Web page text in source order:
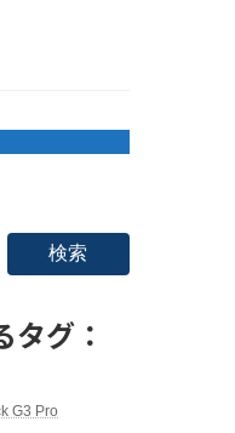
検索
タグ：
G3 Pro